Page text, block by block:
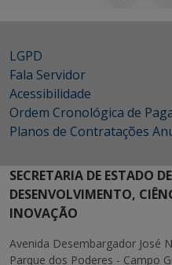
LGPD
Fala Servidor
Acessibilidade
Ordem Cronológica de
Planos de Contratações
SECRETARIA DE ESTADO
DESENVOLVIMENTO,
INOVAÇÃO
Avenida Desembargador José
Parque dos Poderes - Campo